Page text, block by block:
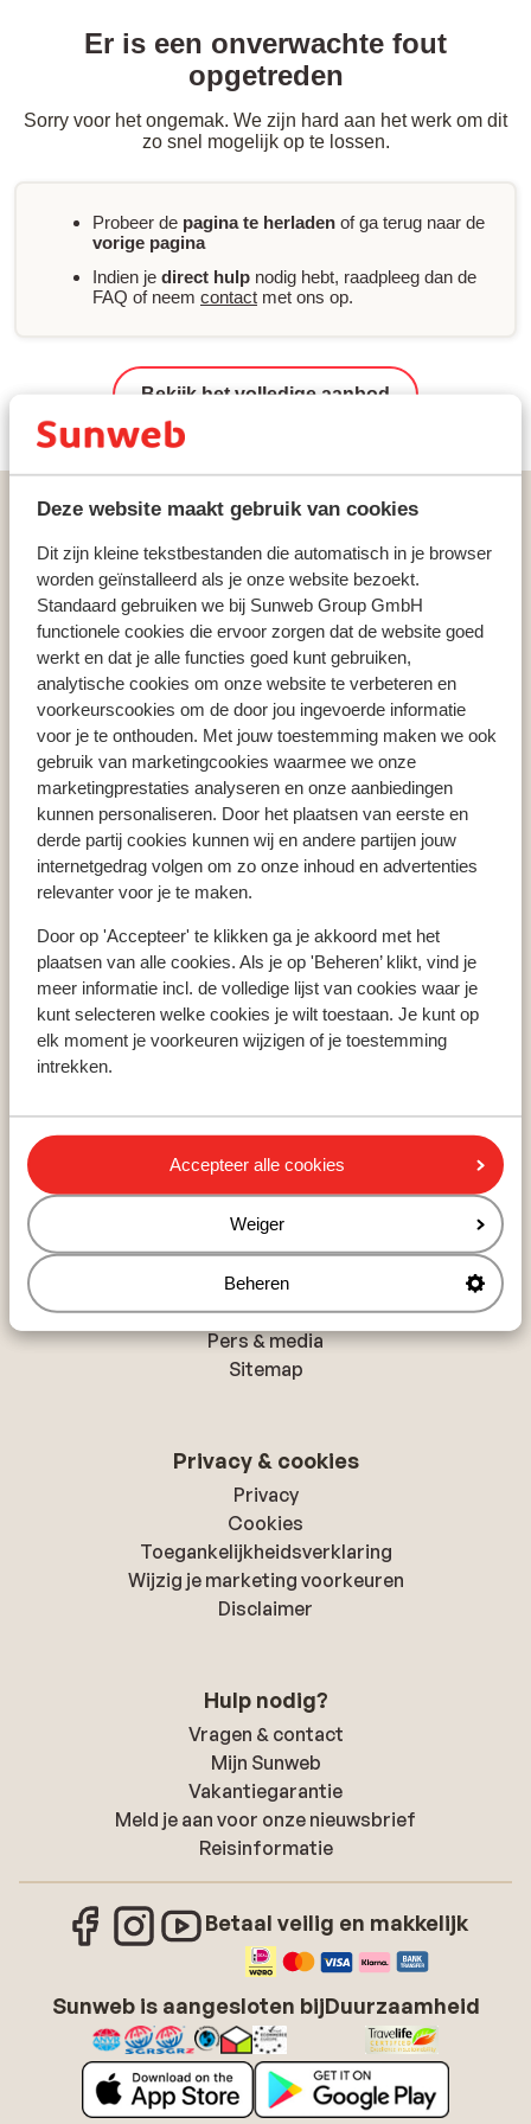
Deze website maakt gebruik van cookies
Dit zijn kleine tekstbestanden die automatisch in je browser
worden geïnstalleerd als je onze website bezoekt.
Standaard gebruiken we bij Sunweb Group GmbH
functionele cookies die ervoor zorgen dat de website goed
werkt en dat je alle functies goed kunt gebruiken,
analytische cookies om onze website te verbeteren en
voorkeurscookies om de door jou ingevoerde informatie
voor je te onthouden. Met jouw toestemming maken we ook
gebruik van marketingcookies waarmee we onze
marketingprestaties analyseren en onze aanbiedingen
kunnen personaliseren. Door het plaatsen van eerste en
derde partij cookies kunnen wij en andere partijen jouw
internetgedrag volgen om zo onze inhoud en advertenties
relevanter voor je te maken.
Door op 'Accepteer' te klikken ga je akkoord met het
plaatsen van alle cookies. Als je op 'Beheren’ klikt, vind je
meer informatie incl. de volledige lijst van cookies waar je
kunt selecteren welke cookies je wilt toestaan. Je kunt op
elk moment je voorkeuren wijzigen of je toestemming
intrekken.
Accepteer alle cookies
Weiger
Beheren
Er is een onverwachte fout
opgetreden
Sorry voor het ongemak. We zijn hard aan het werk om dit
zo snel mogelijk op te lossen.
Probeer de pagina te herladen of ga terug naar de
vorige pagina
Indien je direct hulp nodig hebt, raadpleeg dan de
FAQ of neem contact met ons op.
Bekijk het volledige aanbod
Vakanties Zonvakanties Spanje
Mallorca
Populaire landen
Spanje
Griekenland
Portugal
Populaire regio's
Kreta
Zakynthos
Populaire bestemmingen
Albufeira
Over Sunweb
Over Sunweb
Verantwoord op vakantie
Vacatures
Pers & media
Sitemap
Privacy & cookies
Privacy
Cookies
Toegankelijkheidsverklaring
Wijzig je marketing voorkeuren
Disclaimer
Hulp nodig?
Vragen & contact
Mijn Sunweb
Vakantiegarantie
Meld je aan voor onze nieuwsbrief
Reisinformatie
Betaal veilig en makkelijk
Sunweb is aangesloten bijDuurzaamheid